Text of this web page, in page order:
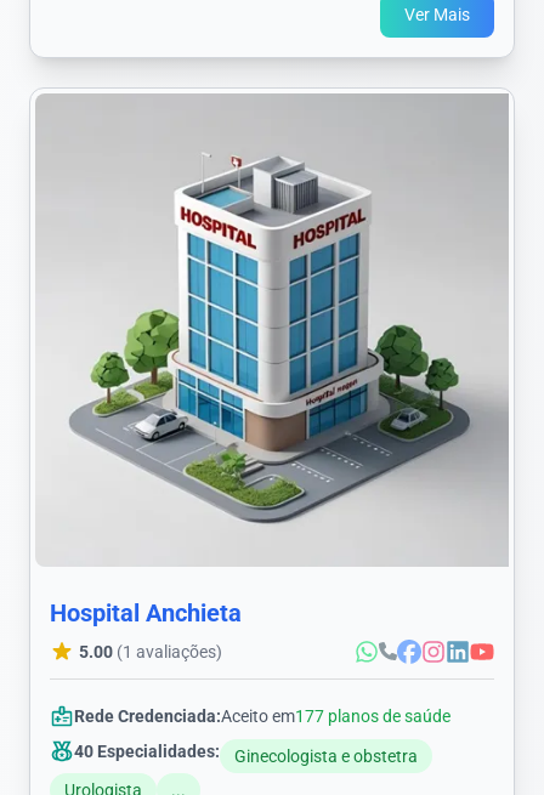
Ver Mais
Hospital Anchieta
5.00 (1 avaliações)
Rede Credenciada:Aceito em177 planos de saúde
40 Especialidades:
Ginecologista e obstetra
Urologista
...